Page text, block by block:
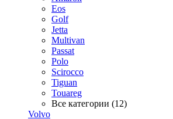
Eos
Golf
Jetta
Multivan
Passat
Polo
Scirocco
Tiguan
Touareg
Все категории (12)
Volvo